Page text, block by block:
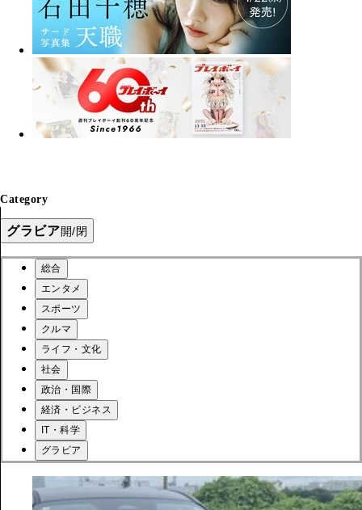
Category
グラビア開/閉
総合
エンタメ
スポーツ
クルマ
ライフ・文化
社会
政治・国際
経済・ビジネス
IT・科学
グラビア